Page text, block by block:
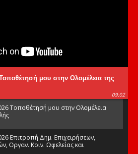
μου στην Ολομέλεια της
09:02
Τοποθέτησή μου στην Ολομέλεια
Επιτροπή Δημ. Επιχειρήσεων,
Οργαν. Κοιν. Ωφελείας και
Ασφάλισης